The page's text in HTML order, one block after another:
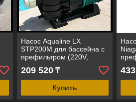
Насос Aqualine LX
STP200M для бассейна c
префильтром (220V,
производительность = 24
м3/ч)
209 520₸
Купить
23,5